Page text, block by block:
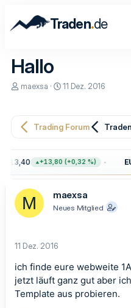
Traden.de
Hallo
E
e
r
maexsa
E
e
l
a
m
11 Dez. 2016
Trading Forum
+13,80 (+0,32 %)
M maexsa
Neues Mitglied
11 Dez. 2016
ich finde eure webweite
jetzt läuft ganz gut aber
Template aus probieren.